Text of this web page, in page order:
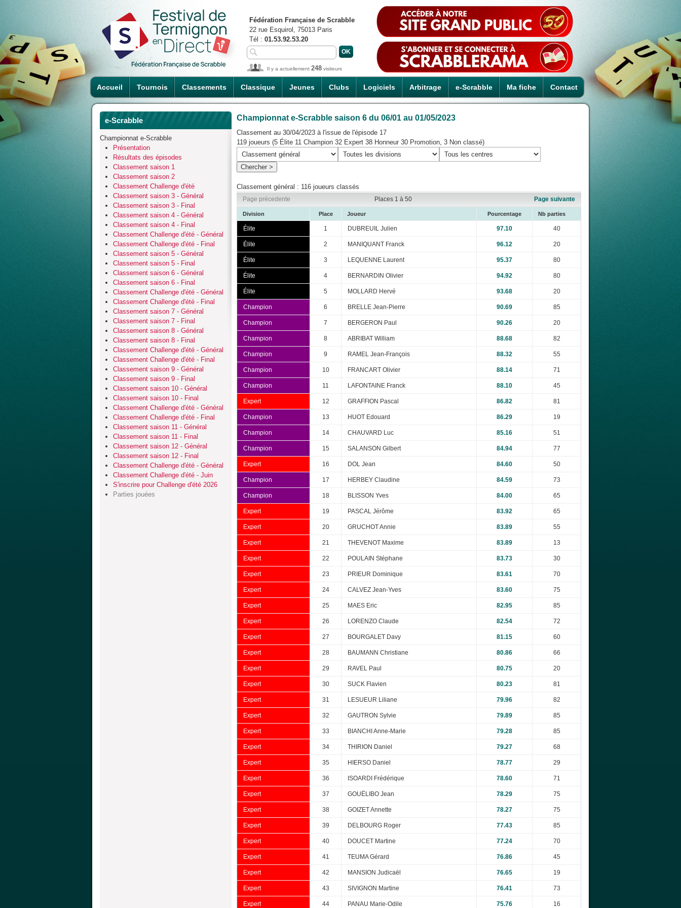
Accueil Tournois Classements Classique Jeunes Clubs Logiciels Arbitrage e-Scrabble Ma fiche Contact
Fédération Française de Scrabble
22 rue Esquirol, 75013 Paris
Tél : 01.53.92.53.20
Il y a actuellement 248 visiteurs
e-Scrabble
Championnat e-Scrabble
Présentation
Résultats des épisodes
Classement saison 1
Classement saison 2
Classement Challenge d'été
Classement saison 3 - Général
Classement saison 3 - Final
Classement saison 4 - Général
Classement saison 4 - Final
Classement Challenge d'été - Général
Classement Challenge d'été - Final
Classement saison 5 - Général
Classement saison 5 - Final
Classement saison 6 - Général
Classement saison 6 - Final
Classement Challenge d'été - Général
Classement Challenge d'été - Final
Classement saison 7 - Général
Classement saison 7 - Final
Classement saison 8 - Général
Classement saison 8 - Final
Classement Challenge d'été - Général
Classement Challenge d'été - Final
Classement saison 9 - Général
Classement saison 9 - Final
Classement saison 10 - Général
Classement saison 10 - Final
Classement Challenge d'été - Général
Classement Challenge d'été - Final
Classement saison 11 - Général
Classement saison 11 - Final
Classement saison 12 - Général
Classement saison 12 - Final
Classement Challenge d'été - Général
Classement Challenge d'été - Juin
S'inscrire pour Challenge d'été 2026
Parties jouées
Championnat e-Scrabble saison 6 du 06/01 au 01/05/2023
Classement au 30/04/2023 à l'issue de l'épisode 17
119 joueurs (5 Élite 11 Champion 32 Expert 38 Honneur 30 Promotion, 3 Non classé)
Classement général : 116 joueurs classés
Page précedente Places 1 à 50 Page suivante
Division Place Joueur Pourcentage Nb parties
Élite 1 DUBREUIL Julien 97.10 40
Élite 2 MANIQUANT Franck 96.12 20
Élite 3 LEQUENNE Laurent 95.37 80
Élite 4 BERNARDIN Olivier 94.92 80
Élite 5 MOLLARD Hervé 93.68 20
Champion 6 BRELLE Jean-Pierre 90.69 85
Champion 7 BERGERON Paul 90.26 20
Champion 8 ABRIBAT William 88.68 82
Champion 9 RAMEL Jean-François 88.32 55
Champion 10 FRANCART Olivier 88.14 71
Champion 11 LAFONTAINE Franck 88.10 45
Expert 12 GRAFFION Pascal 86.82 81
Champion 13 HUOT Edouard 86.29 19
Champion 14 CHAUVARD Luc 85.16 51
Champion 15 SALANSON Gilbert 84.94 77
Expert 16 DOL Jean 84.60 50
Champion 17 HERBEY Claudine 84.59 73
Champion 18 BLISSON Yves 84.00 65
Expert 19 PASCAL Jérôme 83.92 65
Expert 20 GRUCHOT Annie 83.89 55
Expert 21 THEVENOT Maxime 83.89 13
Expert 22 POULAIN Stéphane 83.73 30
Expert 23 PRIEUR Dominique 83.61 70
Expert 24 CALVEZ Jean-Yves 83.60 75
Expert 25 MAES Eric 82.95 85
Expert 26 LORENZO Claude 82.54 72
Expert 27 BOURGALET Davy 81.15 60
Expert 28 BAUMANN Christiane 80.86 66
Expert 29 RAVEL Paul 80.75 20
Expert 30 SUCK Flavien 80.23 81
Expert 31 LESUEUR Liliane 79.96 82
Expert 32 GAUTRON Sylvie 79.89 85
Expert 33 BIANCHI Anne-Marie 79.28 85
Expert 34 THIRION Daniel 79.27 68
Expert 35 HIERSO Daniel 78.77 29
Expert 36 ISOARDI Frédérique 78.60 71
Expert 37 GOUËLIBO Jean 78.29 75
Expert 38 GOIZET Annette 78.27 75
Expert 39 DELBOURG Roger 77.43 85
Expert 40 DOUCET Martine 77.24 70
Expert 41 TEUMA Gérard 76.86 45
Expert 42 MANSION Judicaël 76.65 19
Expert 43 SIVIGNON Martine 76.41 73
Expert 44 PANAU Marie-Odile 75.76 16